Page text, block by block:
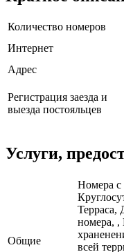
Количество номеров
Интернет
Адрес
Регистрация заезда и
выезда постояльцев
Услуги,
Общие
Номера с
Терраса,
номера, ,
всей